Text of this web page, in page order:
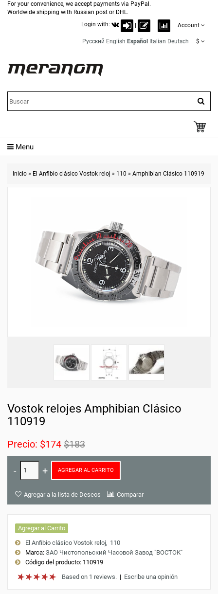
For your convenience, we accept payments via PayPal.
Worldwide shipping with Russian post or DHL.
Login with:
Account
Русский English Español Italian Deutsch $
Menu
Inicio » El Anfibio clásico Vostok reloj » 110 » Amphibian Clásico 110919
Vostok relojes Amphibian Clásico
110919
Precio: $174 $183
AGREGAR AL CARRITO
Agregar a la lista de Deseos Comparar
Agregar al Carrito
El Anfibio clásico Vostok reloj
110
Marca: ЗАО Чистопольский Часовой Завод "ВОСТОК"
Código del producto: 110919
Based on 1 reviews. | Escribe una opinión